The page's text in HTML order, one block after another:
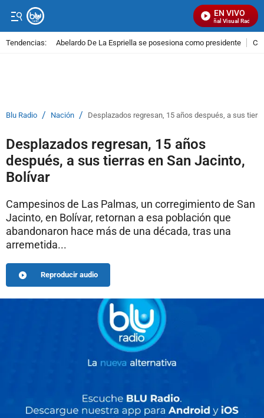
EN VIVO
Señal Visual Radio
Tendencias: Abelardo De La Espriella se posesiona como presidente
Blu Radio / Nación / Desplazados regresan, 15 años después, a sus
Desplazados regresan, 15 años
después, a sus tierras en San Jacinto,
Bolívar
Campesinos de Las Palmas, un corregimiento de San
Jacinto, en Bolívar, retornan a esa población que
abandonaron hace más de una década, tras una
arremetida...
Reproducir audio